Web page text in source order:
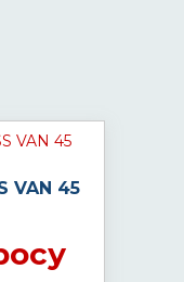
VAN 45